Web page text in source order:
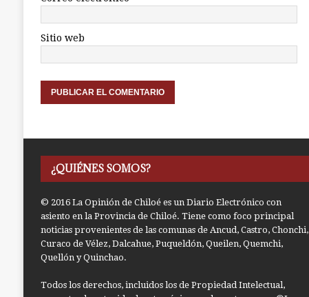
Sitio web
¿QUIÉNES SOMOS?
© 2016 La Opinión de Chiloé es un Diario Electrónico con
asiento en la Provincia de Chiloé. Tiene como foco principal
noticias provenientes de las comunas de Ancud, Castro, Chonchi,
Curaco de Vélez, Dalcahue, Puqueldón, Queilen, Quemchi,
Quellón y Quinchao.
Todos los derechos, incluidos los de Propiedad Intelectual,